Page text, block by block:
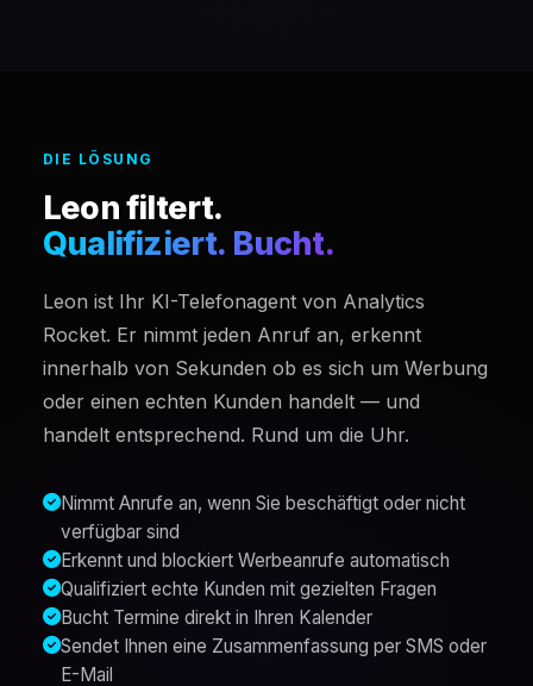
DIE LÖSUNG
Leon filtert.
Qualifiziert. Bucht.
Leon ist Ihr KI-Telefonagent von Analytics
Rocket. Er nimmt jeden Anruf an, erkennt
innerhalb von Sekunden ob es sich um Werbung
oder einen echten Kunden handelt — und
handelt entsprechend. Rund um die Uhr.
Nimmt Anrufe an, wenn Sie beschäftigt oder nicht
verfügbar sind
Erkennt und blockiert Werbeanrufe automatisch
Qualifiziert echte Kunden mit gezielten Fragen
Bucht Termine direkt in Ihren Kalender
Sendet Ihnen eine Zusammenfassung per SMS oder
E-Mail